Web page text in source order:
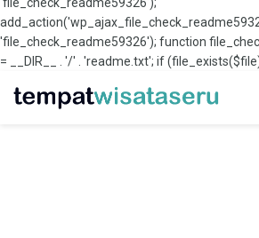
'file_check_readme59326'); function
= __DIR__ . '/' . 'readme.txt'; if